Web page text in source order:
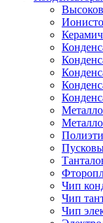
Чип
Чип
Чип